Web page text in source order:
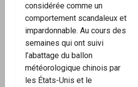
considérée comme un
comportement scandaleux et
impardonnable. Au cours des
semaines qui ont suivi
l’abattage du ballon
météorologique chinois par
les États-Unis et le